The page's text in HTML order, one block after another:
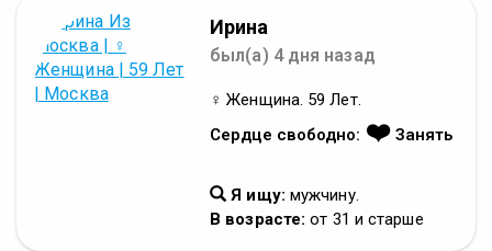
Ирина
был(а) 4 дня назад
♀ Женщина. 59 Лет.
Сердце свободно: ❤️Занять
Я ищу: мужчину.
В возрасте: от 31 и старше